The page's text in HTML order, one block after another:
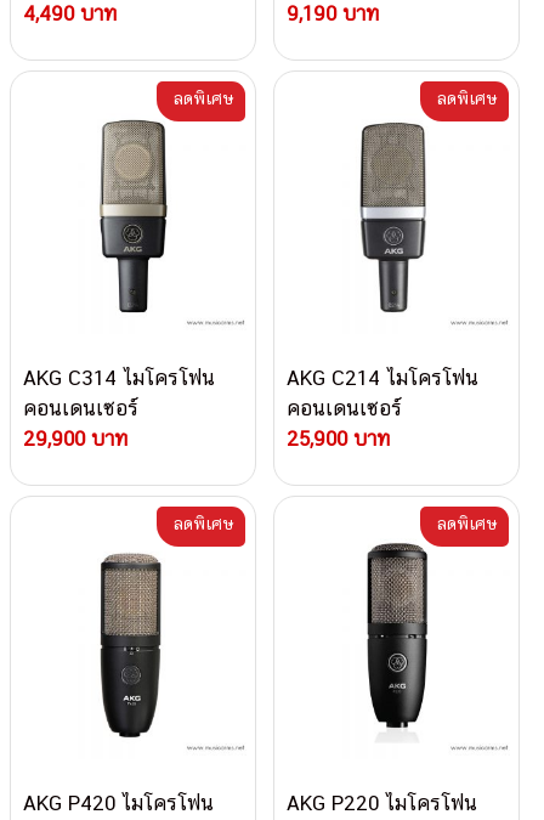
4,490 บาท
9,190 บาท
AKG C314 ไมโครโฟน
คอนเดนเซอร์
29,900 บาท
ลดพิเศษ
AKG C214 ไมโครโฟน
คอนเดนเซอร์
25,900 บาท
ลดพิเศษ
AKG P420 ไมโครโฟน
ลดพิเศษ
AKG P220 ไมโครโฟน
ลดพิเศษ